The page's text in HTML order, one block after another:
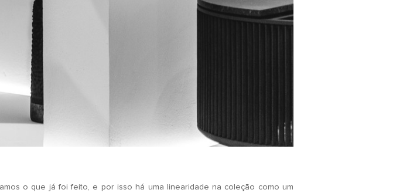
o que já foi feito, e por isso há uma linearidade na coleção como um